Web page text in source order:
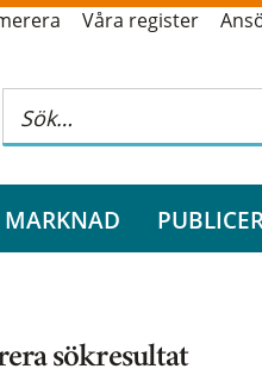
Våra register
MARKNAD
sökresultat